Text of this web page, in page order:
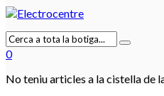
0
No teniu articles a la cistella de